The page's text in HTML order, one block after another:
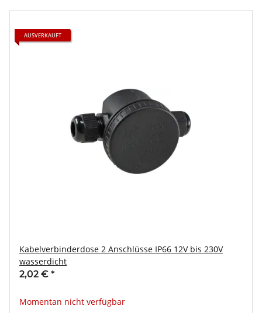
AUSVERKAUFT
Kabelverbinderdose 2 Anschlüsse IP66 12V bis 230V
wasserdicht
2,02 € *
Momentan nicht verfügbar